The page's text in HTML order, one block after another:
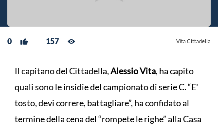
0 157 Vita Cittadella
Il capitano del Cittadella,Alessio Vita, ha capito
quali sono le insidie del campionato di serie C. “E'
tosto, devi correre, battagliare”, ha confidato al
termine della cena del “rompete le righe” alla Casa